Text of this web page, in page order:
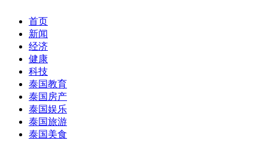
首页
新闻
经济
健康
科技
泰国教育
泰国房产
泰国娱乐
泰国旅游
泰国美食